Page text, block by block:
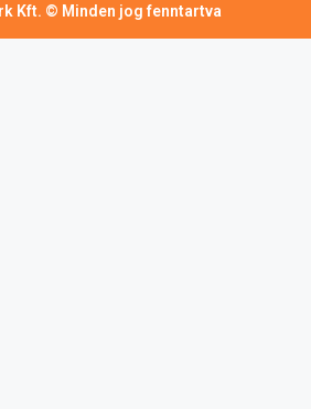
Kft. © Minden jog fenntartva